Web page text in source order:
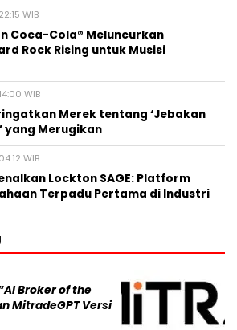
WIB
Coca-Cola® Meluncurkan
Rock Rising untuk Musisi
WIB
Merek tentang ‘Jebakan
yang Merugikan
WIB
Lockton SAGE: Platform
Terpadu Pertama di Industri
Broker of the
MitradeGPT Versi